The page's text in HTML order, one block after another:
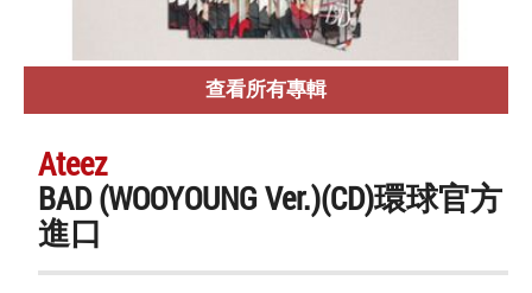
查看所有專輯
Ateez
BAD (WOOYOUNG Ver.)(CD)環球官方
進口